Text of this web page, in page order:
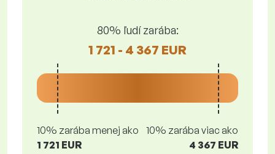
80% ľudí zarába:
1 721 - 4 367 EUR
10% zarába menej ako
1 721 EUR
10% zarába viac ako
4 367 EUR